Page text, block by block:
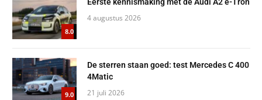
8.0
Eerste kennismaking met de Audi A2 e-Tron
4 augustus 2026
9.0
De sterren staan goed: test Mercedes C 400
4Matic
21 juli 2026